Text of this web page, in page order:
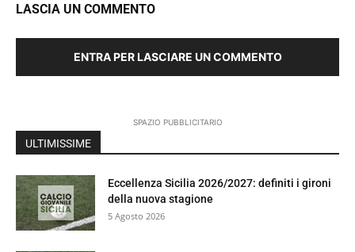
LASCIA UN COMMENTO
ENTRA PER LASCIARE UN COMMENTO
SPAZIO PUBBLICITARIO
ULTIMISSIME
Eccellenza Sicilia 2026/2027: definiti i gironi
della nuova stagione
5 Agosto 2026